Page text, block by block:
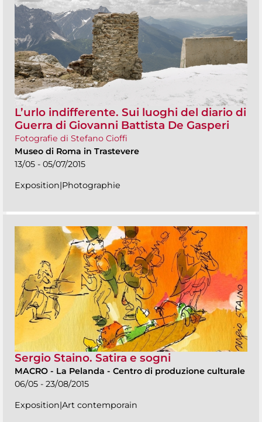
L’urlo indifferente. Sui luoghi del diario di
Guerra di Giovanni Battista De Gasperi
Fotografie di Stefano Cioffi
Museo di Roma in Trastevere
13/05 - 05/07/2015
Exposition|Photographie
Sergio Staino. Satira e sogni
MACRO - La Pelanda - Centro di produzione culturale
06/05 - 23/08/2015
Exposition|Art contemporain